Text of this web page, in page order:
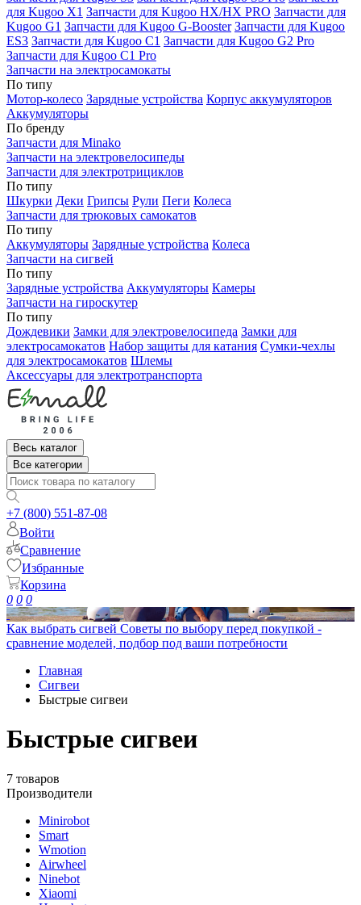
для Kugoo X1 Запчасти для Kugoo HX/HX PRO Запчасти для
Kugoo G1 Запчасти для Kugoo G-Booster Запчасти для Kugoo
ES3 Запчасти для Kugoo C1 Запчасти для Kugoo G2 Pro
Запчасти для Kugoo C1 Pro
Запчасти на электросамокаты
По типу
Мотор-колесо Зарядные устройства Корпус аккумуляторов
Аккумуляторы
По бренду
Запчасти для Minako
Запчасти на электровелосипеды
Запчасти для электротрициклов
По типу
Шкурки Деки Грипсы Рули Пеги Колеса
Запчасти для трюковых самокатов
По типу
Аккумуляторы Зарядные устройства Колеса
Запчасти на сигвей
По типу
Зарядные устройства Аккумуляторы Камеры
Запчасти на гироскутер
По типу
Дождевики Замки для электровелосипеда Замки для
электросамокатов Набор защиты для катания Сумки-чехлы
для электросамокатов Шлемы
Аксессуары для электротранспорта
Весь каталог
Все категории
+7 (800) 551-87-08
Войти
Сравнение
Избранные
Корзина
0 0 0
Как выбрать сигвей Советы по выбору перед покупкой -
сравнение моделей, подбор под ваши потребности
Главная
Сигвеи
Быстрые сигвеи
Быстрые сигвеи
7 товаров
Производители
Minirobot
Smart
Wmotion
Airwheel
Ninebot
Xiaomi